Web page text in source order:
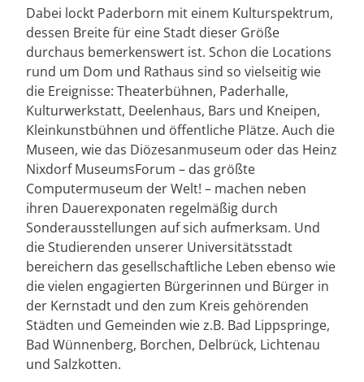
Dabei lockt Paderborn mit einem Kulturspektrum,
dessen Breite für eine Stadt dieser Größe
durchaus bemerkenswert ist. Schon die Locations
rund um Dom und Rathaus sind so vielseitig wie
die Ereignisse: Theaterbühnen, Paderhalle,
Kulturwerkstatt, Deelenhaus, Bars und Kneipen,
Kleinkunstbühnen und öffentliche Plätze. Auch die
Museen, wie das Diözesanmuseum oder das Heinz
Nixdorf MuseumsForum – das größte
Computermuseum der Welt! – machen neben
ihren Dauerexponaten regelmäßig durch
Sonderausstellungen auf sich aufmerksam. Und
die Studierenden unserer Universitätsstadt
bereichern das gesellschaftliche Leben ebenso wie
die vielen engagierten Bürgerinnen und Bürger in
der Kernstadt und den zum Kreis gehörenden
Städten und Gemeinden wie z.B. Bad Lippspringe,
Bad Wünnenberg, Borchen, Delbrück, Lichtenau
und Salzkotten.